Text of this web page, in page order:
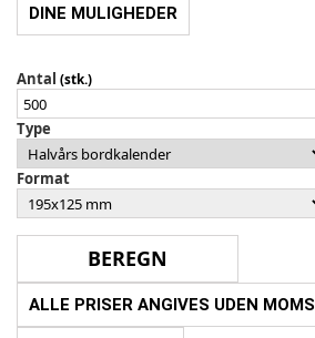
DINE MULIGHEDER
Antal (stk.)
Type
Format
ALLE PRISER ANGIVES UDEN MOMS